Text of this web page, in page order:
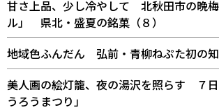
甘さ上品、少し冷やして 北秋田市の晩
ル」 県北・盛夏の銘菓（８）
地域色ふんだん 弘前・青柳ねぷた初の
美人画の絵灯籠、夜の湯沢を照らす ７
うろうまつり」